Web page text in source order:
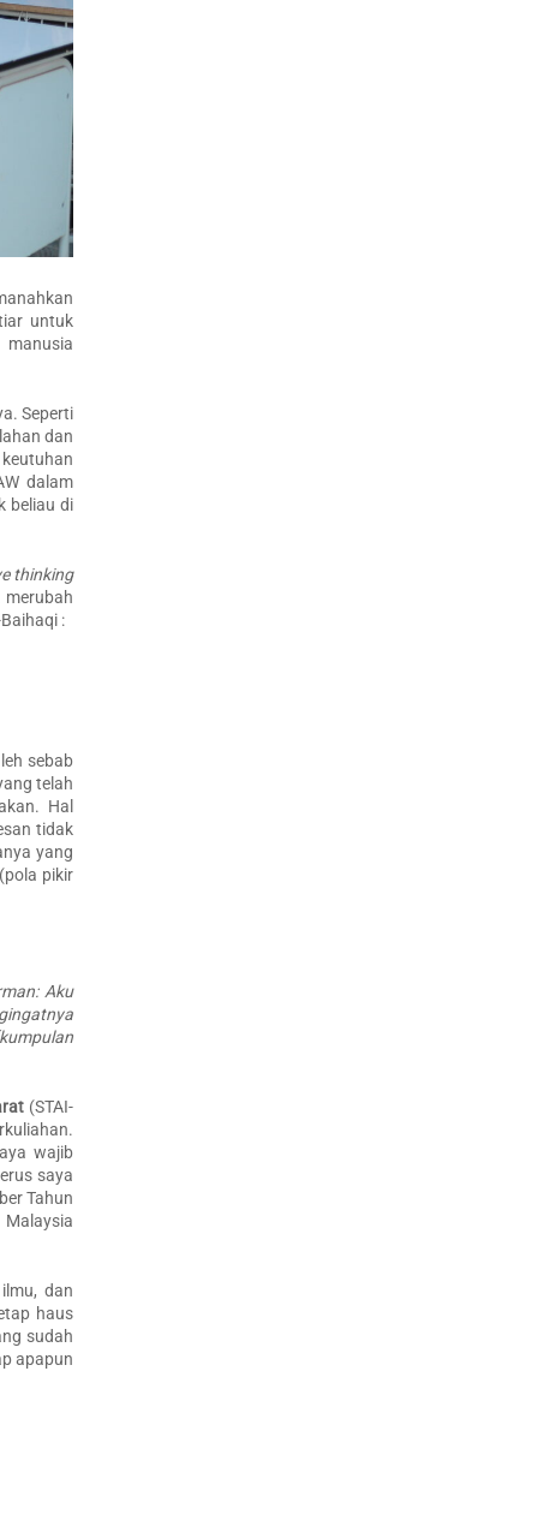
untuk
manusia
Seperti
dan
dalam
beliau di
thinking
:
sebab
telah
Hal
tidak
yang
pikir
Aku
(STAI-
wajib
saya
Tahun
dan
haus
sudah
apapun